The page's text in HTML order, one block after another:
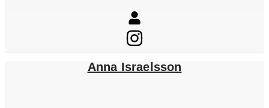
Anna Israelsson